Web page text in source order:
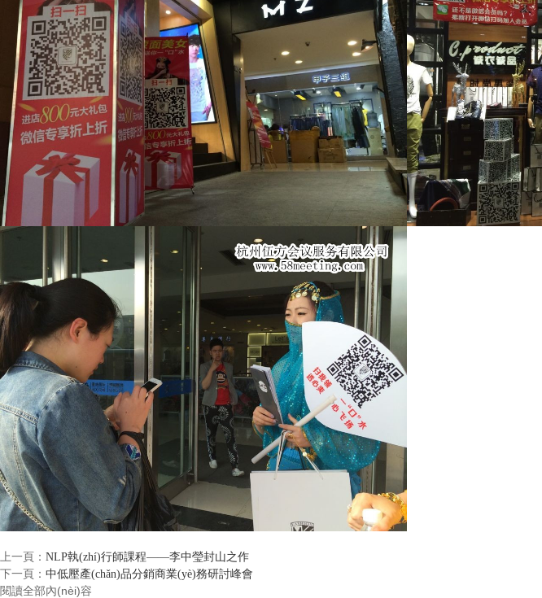
上一頁： NLP執(zhí)行師課程——李中瑩封山之作
下一頁： 中低壓產(chǎn)品分銷商業(yè)務研討峰會
閱讀全部內(nèi)容